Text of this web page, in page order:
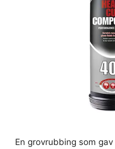
En grovrubbing som gav